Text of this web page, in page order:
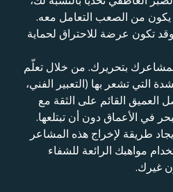
يكون من الصعب التعامل معه.
وقد تكون عرضة للاحتراق لحماية
بتحريرك. من خلال تعلّم
التي تشعر بها (التعبير الفني،
العميق القائم على الثقة مع
في الأعماق دون أن تبتلعها.
طريقة لإخراج هذه المشاعر
مواهبك الرائعة للشفاء
غيرك.